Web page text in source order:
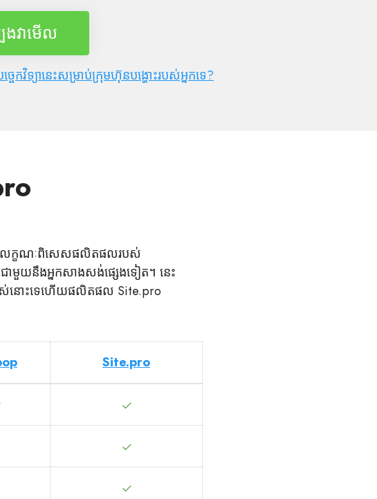
វា​មើល
ច្ចេកវិទ្យានេះសម្រាប់ក្រុមហ៊ុនបង្ហោះរបស់អ្នកទេ?
លក្ខណៈពិសេសផលិតផលរបស់
ាមួយនឹងអ្នកសាងសង់ផ្សេងទៀត។ នេះ
ស់នោះទេហើយផលិតផល Site.pro
Site.pro